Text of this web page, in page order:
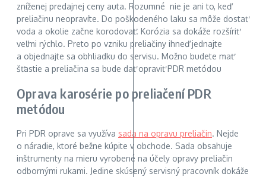
zníženej predajnej ceny auta. Rozumné nie je ani to, keď
preliačinu neopravíte. Do poškodeného laku sa môže dostať
voda a okolie začne korodovať. Korózia sa dokáže rozšíriť
veľmi rýchlo. Preto po vzniku preliačiny ihneď jednajte
a objednajte sa obhliadku do servisu. Možno budete mať
šťastie a preliačina sa bude dať opraviť PDR metódou
Oprava karosérie po preliačení PDR
metódou
Pri PDR oprave sa využíva sada na opravu preliačin. Nejde
o náradie, ktoré bežne kúpite v obchode. Sada obsahuje
inštrumenty na mieru vyrobené na účely opravy preliačin
odbornými rukami. Jedine skúsený servisný pracovník dokáže